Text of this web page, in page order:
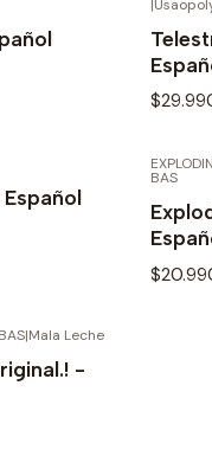
|
BAS
OUT OF STOCK
|Mala Leche
-